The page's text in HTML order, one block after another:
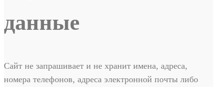
данные
Сайт не запрашивает и не хранит имена, адреса,
номера телефонов, адреса электронной почты либо